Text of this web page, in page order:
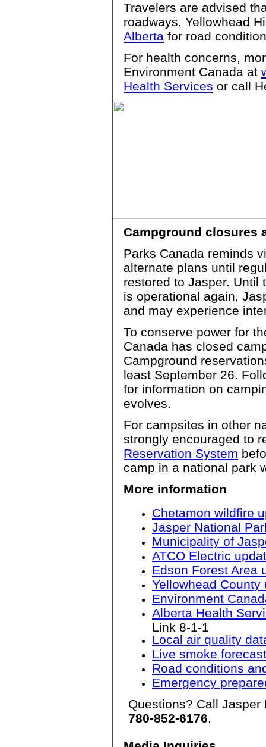
Travelers are advised
roadways. Yellowhead
Alberta for road
For health concerns,
Environment Canada at
Health Services or call
Campground closures
Parks Canada reminds
alternate plans until
restored to Jasper. Until
is operational again,
and may experience
To conserve power for
Canada has closed
Campground
least September 26.
for information on
evolves.
For campsites in other
strongly encouraged to
Reservation System
camp in a national park
More information
Chetamon wildfire
Jasper National
Municipality of
ATCO Electric
Edson Forest Area
Yellowhead County
Environment
Alberta Health
Link 8-1-1
Local air quality
Live smoke forecast
Road conditions
Emergency
Questions? Call Jasper
780-852-6176.